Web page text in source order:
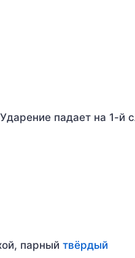
падает на 1-й
парный твёрдый